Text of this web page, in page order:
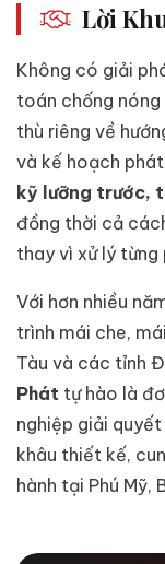
Lời
Không có giải
toán chống
thù riêng về
và kế hoạch
kỹ lưỡng trước,
đồng thời cả
thay vì xử lý từng
Với hơn nhiều
trình mái che,
Tàu và các tỉnh
Phát tự hào là
nghiệp giải
khâu thiết kế,
hành tại Phú Mỹ,